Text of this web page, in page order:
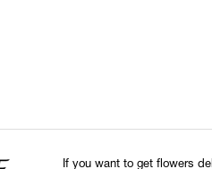
If you want to get flowers